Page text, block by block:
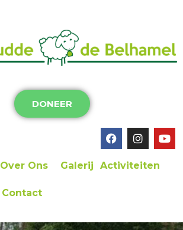
DONEER
Over Ons Galerij Activiteiten
Contact